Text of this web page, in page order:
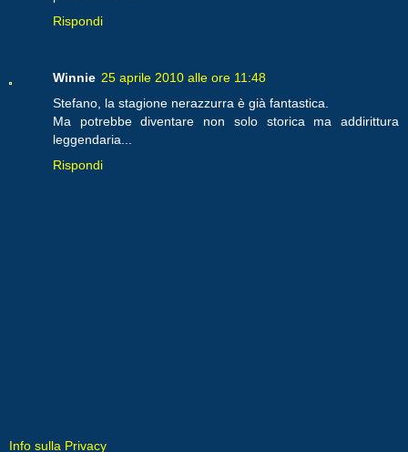
Rispondi
Winnie 25 aprile 2010 alle ore 11:48
Stefano, la stagione nerazzurra è già fantastica.
Ma potrebbe diventare non solo storica ma addirittura
leggendaria...
Rispondi
Info sulla Privacy